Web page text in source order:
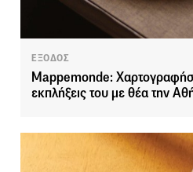
ΕΞΟΔΟΣ
Mappemonde:
εκπλήξεις του με θέα την